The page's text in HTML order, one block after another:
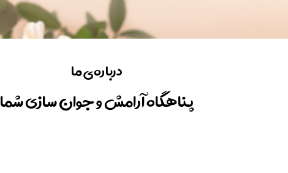
درباره‌ی ما
پناهگاه آرامش و جوان سازی شما